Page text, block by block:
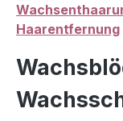
Haarentfernung